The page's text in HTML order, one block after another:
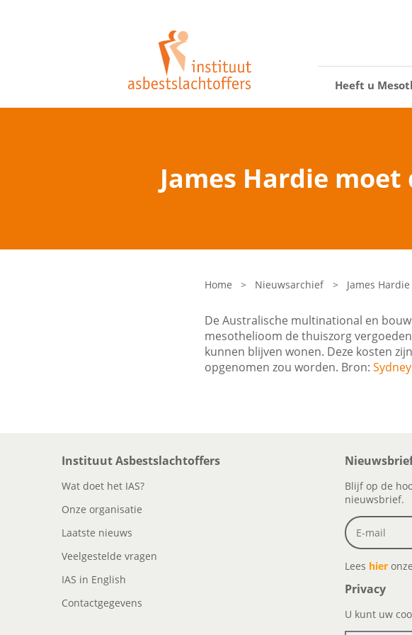
Heeft u
James Hardie
Home > Nieuwsarchief > James
De Australische multinational en
mesothelioom de thuiszorg
kunnen blijven wonen. Deze kosten
opgenomen zou worden. Bron:
Instituut Asbestslachtoffers
Wat doet het IAS?
Onze organisatie
Laatste nieuws
Veelgestelde vragen
IAS in English
Contactgegevens
Blijf op de
nieuwsbrief.
Lees hier
Privacy
U kunt uw